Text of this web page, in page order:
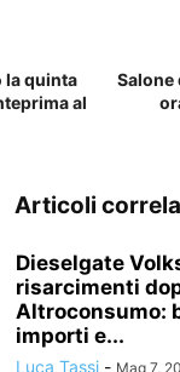
la quinta
al
Salone
Articoli
Dieselgate
risarcimenti
Altroconsumo:
importi e...
Luca Tassi - Mag 7,